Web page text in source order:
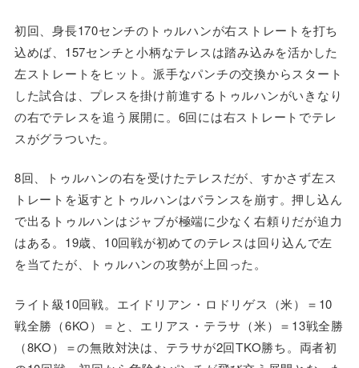
初回、身長170センチのトゥルハンが右ストレートを打ち
込めば、157センチと小柄なテレスは踏み込みを活かした
左ストレートをヒット。派手なパンチの交換からスタート
した試合は、プレスを掛け前進するトゥルハンがいきなり
の右でテレスを追う展開に。6回には右ストレートでテレ
スがグラついた。
8回、トゥルハンの右を受けたテレスだが、すかさず左ス
トレートを返すとトゥルハンはバランスを崩す。押し込ん
で出るトゥルハンはジャブが極端に少なく右頼りだが迫力
はある。19歳、10回戦が初めてのテレスは回り込んで左
を当てたが、トゥルハンの攻勢が上回った。
ライト級10回戦。エイドリアン・ロドリゲス（米）＝10
戦全勝（6KO）＝と、エリアス・テラサ（米）＝13戦全勝
（8KO）＝の無敗対決は、テラサが2回TKO勝ち。両者初